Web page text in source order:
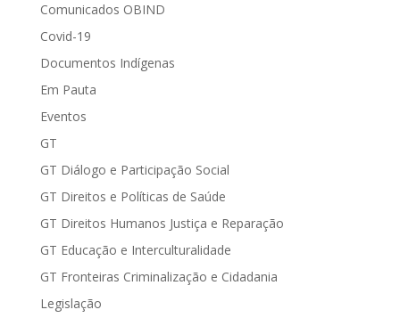
Comunicados OBIND
Covid-19
Documentos Indígenas
Em Pauta
Eventos
GT
GT Diálogo e Participação Social
GT Direitos e Políticas de Saúde
GT Direitos Humanos Justiça e Reparação
GT Educação e Interculturalidade
GT Fronteiras Criminalização e Cidadania
Legislação